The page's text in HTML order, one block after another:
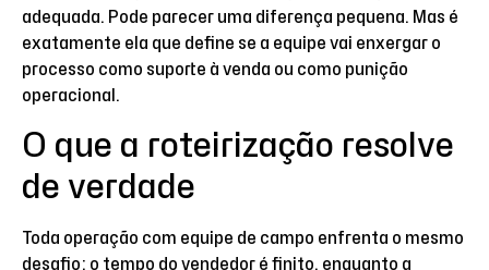
adequada. Pode parecer uma diferença pequena. Mas é
exatamente ela que define se a equipe vai enxergar o
processo como suporte à venda ou como punição
operacional.
O que a roteirização resolve
de verdade
Toda operação com equipe de campo enfrenta o mesmo
desafio: o tempo do vendedor é finito, enquanto a